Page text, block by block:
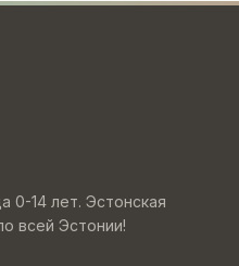
0-14 лет. Эстонская
всей Эстонии!